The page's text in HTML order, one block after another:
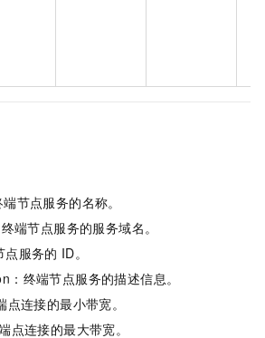
节点服务的名称。
端节点服务的服务域名。
服务的 ID。
终端节点服务的描述信息。
连接的最小带宽。
点连接的最大带宽。